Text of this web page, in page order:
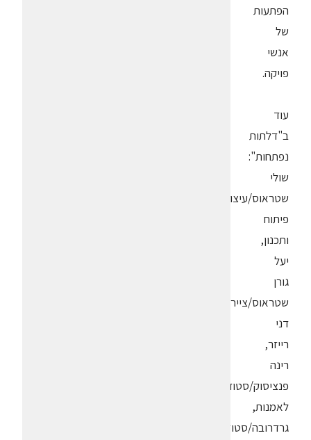
הפתעות
של
אנשי
פויקה.
עוד
ב"דלתות
נפתחות":
שולי
שטראוס/עיצוב
פיתוח
ותכנון,
יעל
גורן
שטראוס/ציירת,
דני
רייזר,
רינה
פנציסוק/סטודיו
לאמנות,
גרדרובה/סטודיו